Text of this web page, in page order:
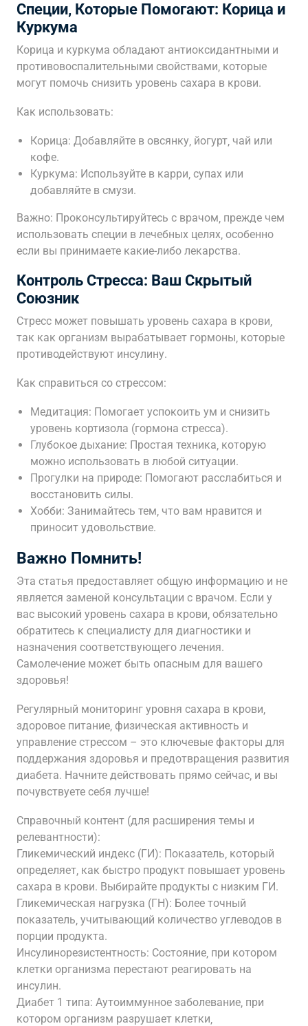
Специи‚ Которые Помогают: Корица и
Куркума
Корица и куркума обладают антиоксидантными и
противовоспалительными свойствами‚ которые
могут помочь снизить уровень сахара в крови.
Как использовать:
Корица: Добавляйте в овсянку‚ йогурт‚ чай или
кофе.
Куркума: Используйте в карри‚ супах или
добавляйте в смузи.
Важно: Проконсультируйтесь с врачом‚ прежде чем
использовать специи в лечебных целях‚ особенно
если вы принимаете какие-либо лекарства.
Контроль Стресса: Ваш Скрытый
Союзник
Стресс может повышать уровень сахара в крови‚
так как организм вырабатывает гормоны‚ которые
противодействуют инсулину.
Как справиться со стрессом:
Медитация: Помогает успокоить ум и снизить
уровень кортизола (гормона стресса).
Глубокое дыхание: Простая техника‚ которую
можно использовать в любой ситуации.
Прогулки на природе: Помогают расслабиться и
восстановить силы.
Хобби: Занимайтесь тем‚ что вам нравится и
приносит удовольствие.
Важно Помнить!
Эта статья предоставляет общую информацию и не
является заменой консультации с врачом. Если у
вас высокий уровень сахара в крови‚ обязательно
обратитесь к специалисту для диагностики и
назначения соответствующего лечения.
Самолечение может быть опасным для вашего
здоровья!
Регулярный мониторинг уровня сахара в крови‚
здоровое питание‚ физическая активность и
управление стрессом – это ключевые факторы для
поддержания здоровья и предотвращения развития
диабета. Начните действовать прямо сейчас‚ и вы
почувствуете себя лучше!
Справочный контент (для расширения темы и
релевантности):
Гликемический индекс (ГИ): Показатель‚ который
определяет‚ как быстро продукт повышает уровень
сахара в крови. Выбирайте продукты с низким ГИ.
Гликемическая нагрузка (ГН): Более точный
показатель‚ учитывающий количество углеводов в
порции продукта.
Инсулинорезистентность: Состояние‚ при котором
клетки организма перестают реагировать на
инсулин.
Диабет 1 типа: Аутоиммунное заболевание‚ при
котором организм разрушает клетки‚